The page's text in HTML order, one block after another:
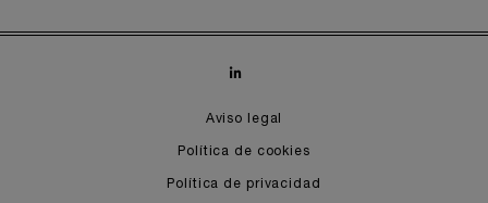
Aviso legal
Política de cookies
Política de privacidad